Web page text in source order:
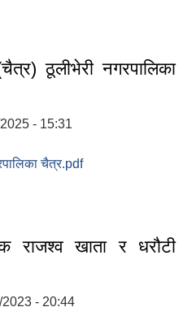
ठूलीभेरी नगरपालिका
- 15:31
चैत्र.pdf
राजश्व खाता र धरौटी
- 20:44